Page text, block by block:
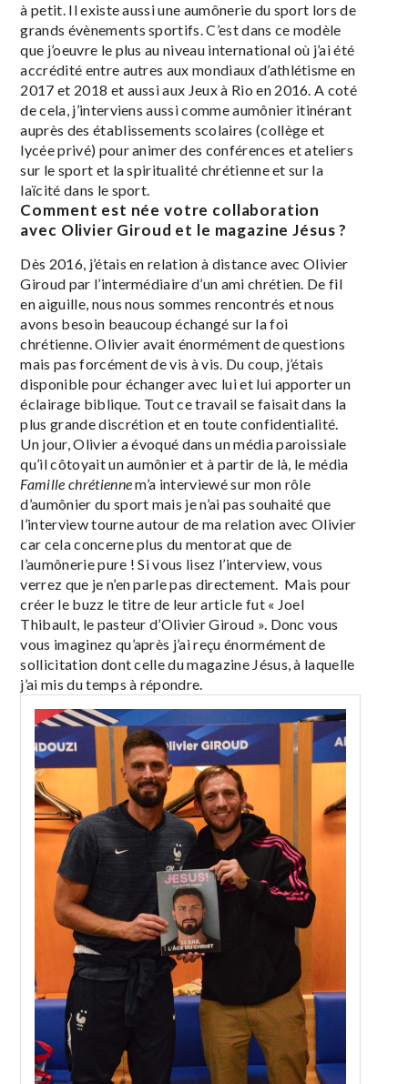
à petit. Il existe aussi une aumônerie du sport lors de
grands évènements sportifs. C’est dans ce modèle
que j’oeuvre le plus au niveau international où j’ai été
accrédité entre autres aux mondiaux d’athlétisme en
2017 et 2018 et aussi aux Jeux à Rio en 2016. A coté
de cela, j’interviens aussi comme aumônier itinérant
auprès des établissements scolaires (collège et
lycée privé) pour animer des conférences et ateliers
sur le sport et la spiritualité chrétienne et sur la
laïcité dans le sport.
Comment est née votre collaboration
avec Olivier Giroud et le magazine Jésus ?
Dès 2016, j’étais en relation à distance avec Olivier
Giroud par l’intermédiaire d’un ami chrétien. De fil
en aiguille, nous nous sommes rencontrés et nous
avons besoin beaucoup échangé sur la foi
chrétienne. Olivier avait énormément de questions
mais pas forcément de vis à vis. Du coup, j’étais
disponible pour échanger avec lui et lui apporter un
éclairage biblique. Tout ce travail se faisait dans la
plus grande discrétion et en toute confidentialité.
Un jour, Olivier a évoqué dans un média paroissiale
qu’il côtoyait un aumônier et à partir de là, le média
Famille chrétiennem’a interviewé sur mon rôle
d’aumônier du sport mais je n’ai pas souhaité que
l’interview tourne autour de ma relation avec Olivier
car cela concerne plus du mentorat que de
l’aumônerie pure ! Si vous lisez l’interview, vous
verrez que je n’en parle pas directement. Mais pour
créer le buzz le titre de leur article fut « Joel
Thibault, le pasteur d’Olivier Giroud ». Donc vous
vous imaginez qu’après j’ai reçu énormément de
sollicitation dont celle du magazine Jésus, à laquelle
j’ai mis du temps à répondre.